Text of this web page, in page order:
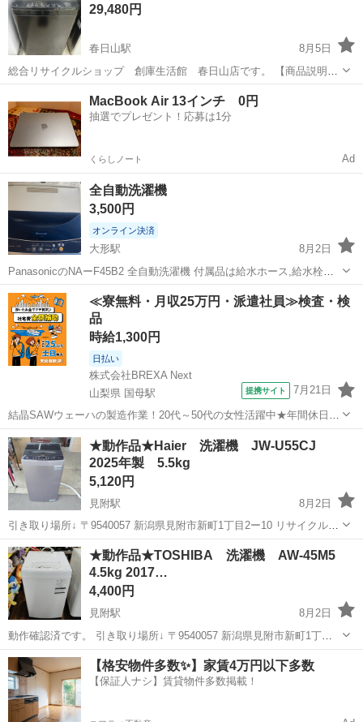
29,480円
春日山駅
8月5日
総合リサイクルショップ 創庫生活館 春日山店です。 【商品説明】
ニトリの全自動洗濯機になります。 NT60T1BK 6.0㎏ サイズ：幅52
㎝ 奥行53.4㎝ 高さ83.5㎝ 当店にて洗濯槽を分解して...
生活家電 ニトリ
MacBook Air 13インチ 0円
抽選でプレゼント！応募は1分
くらしノート Ad
全自動洗濯機
3,500円
オンライン決済
大形駅
8月2日
PanasonicのNAーF45B2 全自動洗濯機 付属品は給水ホース,給水栓つ
ぎて,外部排水ホース 取扱説明書付 風の力で乾かす｢送風乾燥(化繊
1.0kg)｣搭載 コンパクトボディ&使いやすい操作パネルです 年式...
新潟 新潟市 大形駅 生活家電 ホース
≪寮無料・月収25万円・派遣社員≫検査・検
品
時給1,300円
日払い
株式会社BREXA Next
山梨県 国母駅
提携サイト 7月21日
結晶SAWウェーハの製造作業！20代～50代の女性活躍中★年間休日
120日＆土日祝休み！クリーンルーム内でのお仕事！日払い制度利用可
◎正社員登用制度あり！マイカー通勤可！《山梨県中巨摩郡昭和町》
人気の工場のお仕事 ◇結晶...
山梨 国母駅 その他
★動作品★Haier 洗濯機 JW-U55CJ
2025年製 5.5kg
5,120円
見附駅
8月2日
引き取り場所↓ 〒9540057 新潟県見附市新町1丁目2ー10 リサイクルシ
ョップみつけた！ ※アポ無しで来られても店舗にはない為即お売り出
来ません。 必ずご連絡下さい。 見附市内の方は配達無料です。 当日
現金と引き換え...
新潟 見附市 見附駅
★動作品★TOSHIBA 洗濯機 AW-45M5
4.5kg 2017…
4,400円
見附駅
8月2日
動作確認済です。 引き取り場所↓ 〒9540057 新潟県見附市新町1丁目2
ー10 リサイクルショップみつけた！ ※アポ無しで来られても店舗には
ない為即お売り出来ません。 必ずご連絡下さい。 見附市内の方は配達
無料です。...
新潟 見附市 見附駅 生活家電
【格安物件多数✨】家賃4万円以下多数
【保証人ナシ】賃貸物件多数掲載！